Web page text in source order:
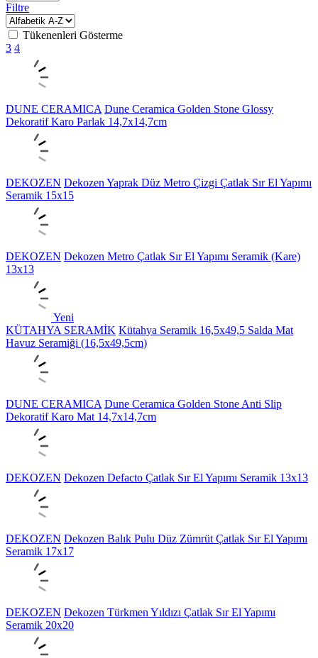
Filtre
Tükenenleri Gösterme
3 4
DUNE CERAMICA Dune Ceramica Golden Stone Glossy
Dekoratif Karo Parlak 14,7x14,7cm
DEKOZEN Dekozen Yaprak Düz Metro Çizgi Çatlak Sır El Yapımı
Seramik 15x15
DEKOZEN Dekozen Metro Çatlak Sır El Yapımı Seramik (Kare)
13x13
Yeni
KÜTAHYA SERAMİK Kütahya Seramik 16,5x49,5 Salda Mat
Havuz Seramiği (16,5x49,5cm)
DUNE CERAMICA Dune Ceramica Golden Stone Anti Slip
Dekoratif Karo Mat 14,7x14,7cm
DEKOZEN Dekozen Defacto Çatlak Sır El Yapımı Seramik 13x13
DEKOZEN Dekozen Balık Pulu Düz Zümrüt Çatlak Sır El Yapımı
Seramik 17x17
DEKOZEN Dekozen Türkmen Yıldızı Çatlak Sır El Yapımı
Seramik 20x20